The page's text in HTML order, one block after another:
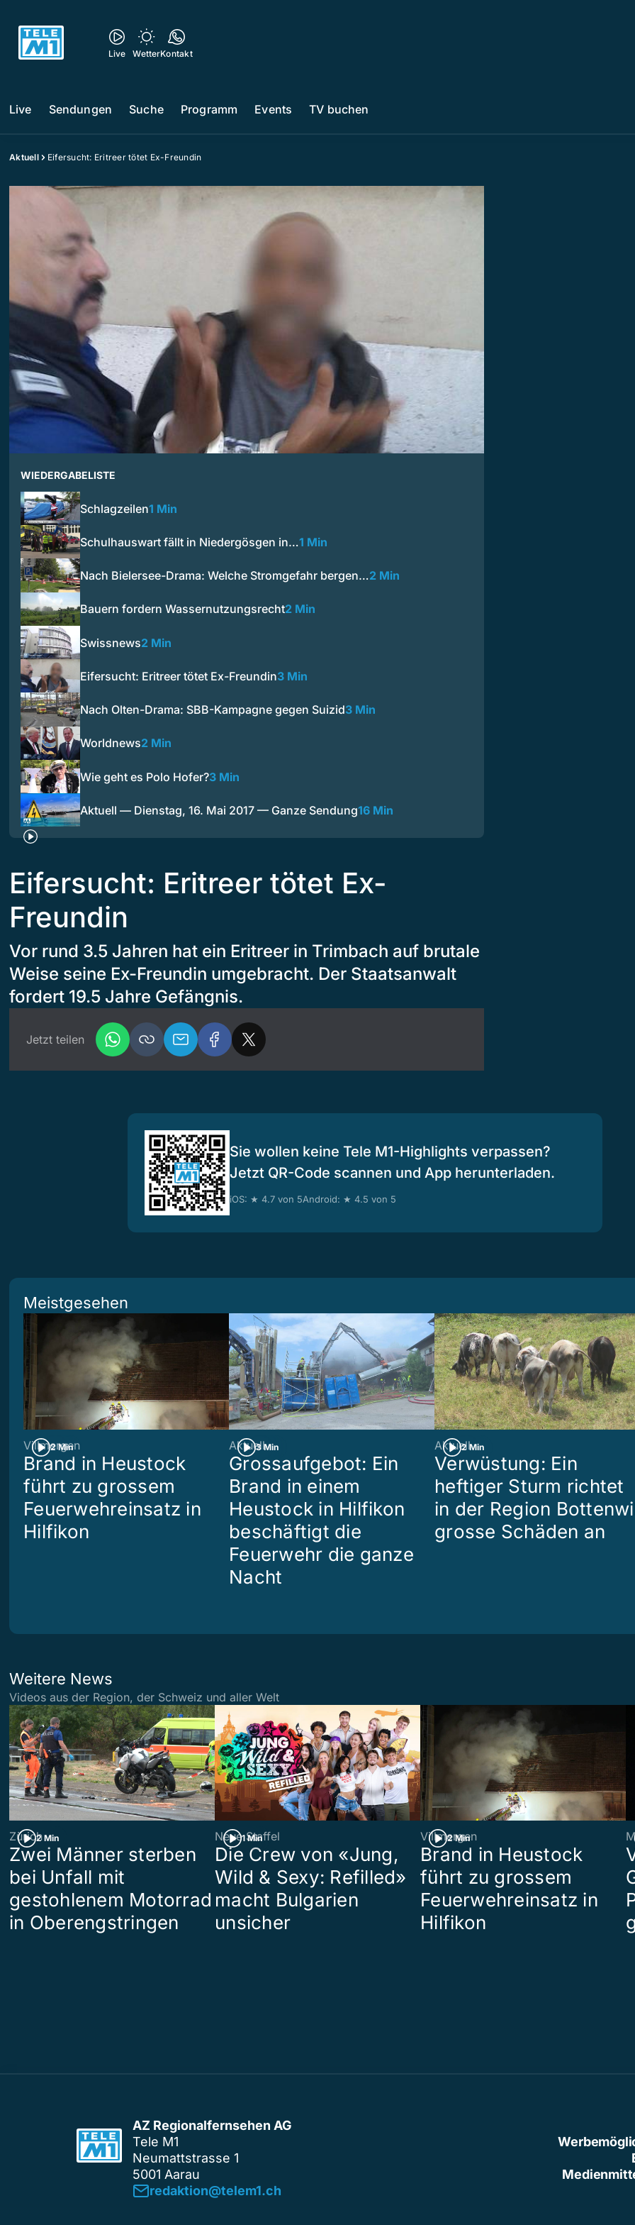
Live WetterKontakt
Live Sendungen Suche Programm Events TV buchen
Aktuell Eifersucht: Eritreer tötet Ex-Freundin
WIEDERGABELISTE
Schlagzeilen1 Min
Schulhauswart fällt in Niedergösgen in…1 Min
Nach Bielersee-Drama: Welche Stromgefahr bergen…2 Min
Bauern fordern Wassernutzungsrecht2 Min
Swissnews2 Min
Eifersucht: Eritreer tötet Ex-Freundin3 Min
Nach Olten-Drama: SBB-Kampagne gegen Suizid3 Min
Worldnews2 Min
Wie geht es Polo Hofer?3 Min
Aktuell — Dienstag, 16. Mai 2017 — Ganze Sendung16 Min
Eifersucht: Eritreer tötet Ex-
Freundin
Vor rund 3.5 Jahren hat ein Eritreer in Trimbach auf brutale
Weise seine Ex-Freundin umgebracht. Der Staatsanwalt
fordert 19.5 Jahre Gefängnis.
Jetzt teilen
Sie wollen keine Tele M1-Highlights verpassen?
Jetzt QR-Code scannen und App herunterladen.
iOS: ★ 4.7 von 5Android: ★ 4.5 von 5
Meistgesehen
2 Min
Villmergen
Brand in Heustock
führt zu grossem
Feuerwehreinsatz in
Hilfikon
3 Min
Aktuell
Grossaufgebot: Ein
Brand in einem
Heustock in Hilfikon
beschäftigt die
Feuerwehr die ganze
Nacht
2 Min
Aktuell
Verwüstung: Ein
heftiger Sturm richtet
in der Region
grosse Schäden an
Weitere News
Videos aus der Region, der Schweiz und aller Welt
2 Min
Zürich
Zwei Männer sterben
bei Unfall mit
gestohlenem Motorrad
in Oberengstringen
1 Min
Neue Staffel
Die Crew von «Jung,
Wild & Sexy: Refilled»
macht Bulgarien
unsicher
2 Min
Villmergen
Brand in Heustock
führt zu grossem
Feuerwehreinsatz in
Hilfikon
AZ Regionalfernsehen AG
Tele M1
Neumattstrasse 1
5001 Aarau
redaktion@telem1.ch